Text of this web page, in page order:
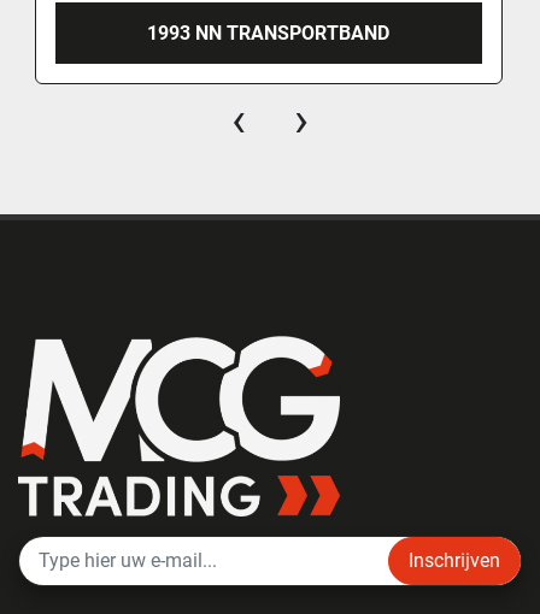
1993 NN TRANSPORTBAND
‹ ›
Inschrijven